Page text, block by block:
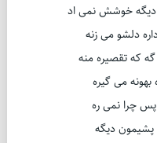
دیگه خوشش نمی اد
دلشو می زنه
که تقصیره منه
می گیره
چرا نمی ره
پشیمون دیگه